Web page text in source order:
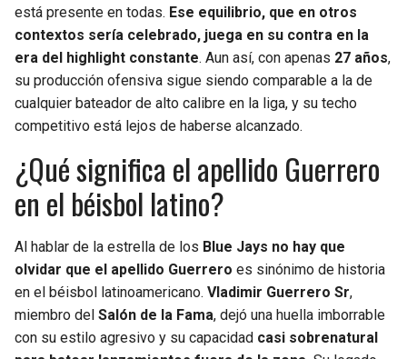
está presente en todas. Ese equilibrio, que en otros
contextos sería celebrado, juega en su contra en la
era del highlight constante. Aun así, con apenas 27 años,
su producción ofensiva sigue siendo comparable a la de
cualquier bateador de alto calibre en la liga, y su techo
competitivo está lejos de haberse alcanzado.
¿Qué significa el apellido Guerrero
en el béisbol latino?
Al hablar de la estrella de los Blue Jays no hay que
olvidar que el apellido Guerrero es sinónimo de historia
en el béisbol latinoamericano. Vladimir Guerrero Sr,
miembro del Salón de la Fama, dejó una huella imborrable
con su estilo agresivo y su capacidad casi sobrenatural